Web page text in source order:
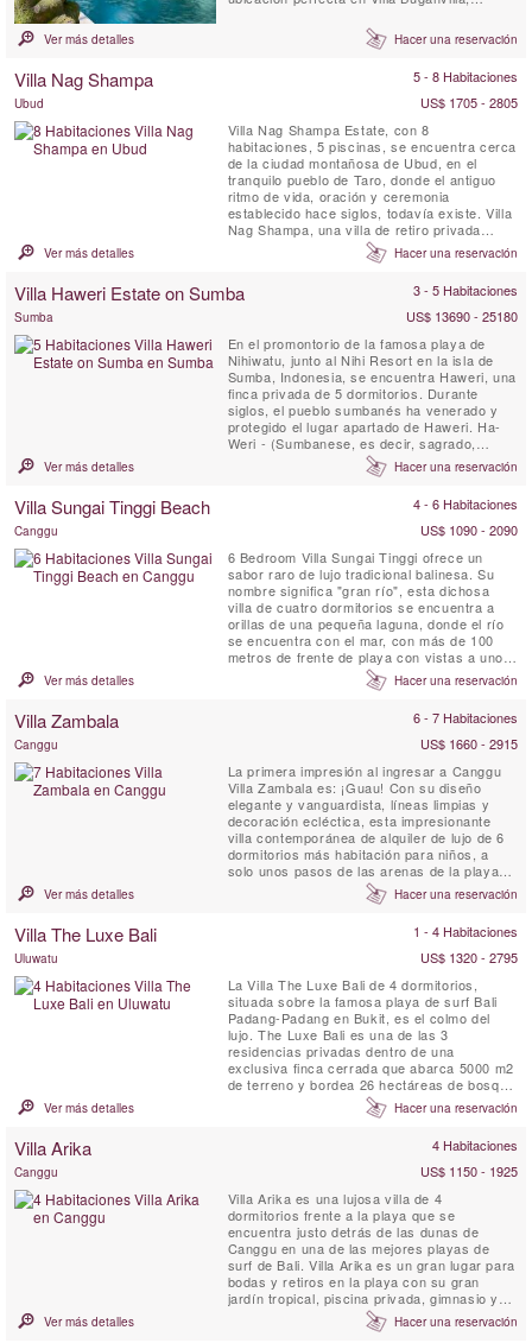
maestra balinesa de cuatro habitaciones (3
pabellones para dormir independientes y 1
Ver más detalles Hacer una reservación
Villa Nag Shampa 5 - 8 Habitaciones
Ubud
US$ 1705 - 2805
Villa Nag Shampa Estate, con 8
habitaciones, 5 piscinas, se encuentra cerca
de la ciudad montañosa de Ubud, en el
tranquilo pueblo de Taro, donde el antiguo
ritmo de vida, oración y ceremonia
establecido hace siglos, todavía existe. Villa
Nag Shampa, una villa de retiro privada
perfecta, ofrece una arquitectura javanesa
tradicional de estilo Joglo, combinada con
dedicado a tiempo completo y chef privado,
instalaciones de relajación, ...
Ver más detalles Hacer una reservación
Villa Haweri Estate on Sumba 3 - 5 Habitaciones
Sumba
US$ 13690 - 25180
En el promontorio de la famosa playa de
Nihiwatu, junto al Nihi Resort en la isla de
Sumba, Indonesia, se encuentra Haweri, una
finca privada de 5 dormitorios. Durante
siglos, el pueblo sumbanés ha venerado y
protegido el lugar apartado de Haweri. Ha-
Weri - (Sumbanese, es decir, sagrado,
vigilado, protegido) Haweri Estate es el
punto focal de energía positiva, un lugar de
por el mar y respaldado por una prístina
Ver más detalles Hacer una reservación
Villa Sungai Tinggi Beach 4 - 6 Habitaciones
Canggu
US$ 1090 - 2090
6 Bedroom Villa Sungai Tinggi ofrece un
sabor raro de lujo tradicional balinesa. Su
nombre significa "gran río", esta dichosa
villa de cuatro dormitorios se encuentra a
orillas de una pequeña laguna, donde el río
se encuentra con el mar, con más de 100
metros de frente de playa con vistas a uno
de los saltos de surf infames de Canggu.
Ver más detalles Hacer una reservación
Villa Zambala 6 - 7 Habitaciones
Canggu
US$ 1660 - 2915
La primera impresión al ingresar a Canggu
Villa Zambala es: ¡Guau! Con su diseño
elegante y vanguardista, líneas limpias y
decoración ecléctica, esta impresionante
villa contemporánea de alquiler de lujo de 6
dormitorios más habitación para niños, a
solo unos pasos de las arenas de la playa
de Berawa en Canggu, Villa Zambala es una
nueva y vibrante adición de alquiler a este
¡Perfecto para familias o grupos de amigos
Ver más detalles Hacer una reservación
Villa The Luxe Bali 1 - 4 Habitaciones
Uluwatu
US$ 1320 - 2795
La Villa The Luxe Bali de 4 dormitorios,
situada sobre la famosa playa de surf Bali
Padang-Padang en Bukit, es el colmo del
lujo. The Luxe Bali es una de las 3
residencias privadas dentro de una
exclusiva finca cerrada que abarca 5000 m2
de terreno y bordea 26 hectáreas de bosque
virgen. Ubicada en lo alto de uno de los
mejores acantilados de Bali, la villa ofrece
de abajo, la costa de Kuta y Seminyak a lo
lejos y el majestuoso volcán ...
Ver más detalles Hacer una reservación
Villa Arika 4 Habitaciones
Canggu
US$ 1150 - 1925
Villa Arika es una lujosa villa de 4
dormitorios frente a la playa que se
encuentra justo detrás de las dunas de
Canggu en una de las mejores playas de
surf de Bali. Villa Arika es un gran lugar para
bodas y retiros en la playa con su gran
jardín tropical, piscina privada, gimnasio y
personal a tiempo completo. Esta lujosa villa
de playa ofrece vistas del Bukit de Bali al
Ver más detalles Hacer una reservación